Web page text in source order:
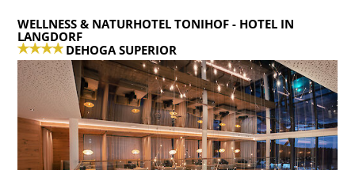
WELLNESS & NATURHOTEL TONIHOF- HOTEL IN
LANGDORF
DEHOGA SUPERIOR